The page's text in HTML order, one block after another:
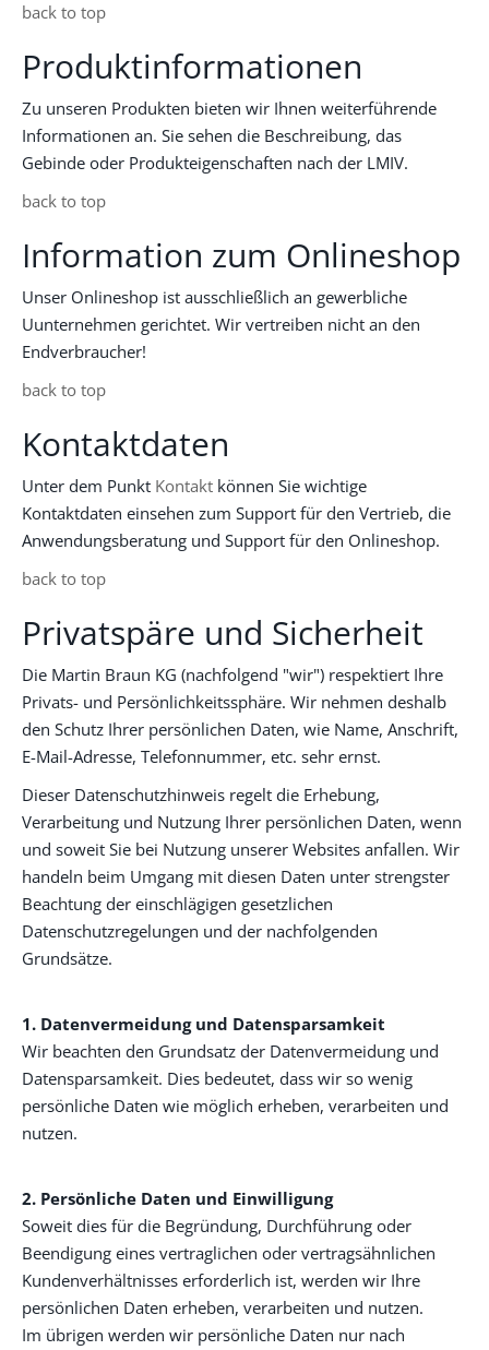
back to top
Produktinformationen
Zu unseren Produkten bieten wir Ihnen weiterführende
Informationen an. Sie sehen die Beschreibung, das
Gebinde oder Produkteigenschaften nach der LMIV.
back to top
Information zum Onlineshop
Unser Onlineshop ist ausschließlich an gewerbliche
Uunternehmen gerichtet. Wir vertreiben nicht an den
Endverbraucher!
back to top
Kontaktdaten
Unter dem Punkt Kontakt können Sie wichtige
Kontaktdaten einsehen zum Support für den Vertrieb, die
Anwendungsberatung und Support für den Onlineshop.
back to top
Privatspäre und Sicherheit
Die Martin Braun KG (nachfolgend "wir") respektiert Ihre
Privats- und Persönlichkeitssphäre. Wir nehmen deshalb
den Schutz Ihrer persönlichen Daten, wie Name, Anschrift,
E-Mail-Adresse, Telefonnummer, etc. sehr ernst.
Dieser Datenschutzhinweis regelt die Erhebung,
Verarbeitung und Nutzung Ihrer persönlichen Daten, wenn
und soweit Sie bei Nutzung unserer Websites anfallen. Wir
handeln beim Umgang mit diesen Daten unter strengster
Beachtung der einschlägigen gesetzlichen
Datenschutzregelungen und der nachfolgenden
Grundsätze.
1. Datenvermeidung und Datensparsamkeit
Wir beachten den Grundsatz der Datenvermeidung und
Datensparsamkeit. Dies bedeutet, dass wir so wenig
persönliche Daten wie möglich erheben, verarbeiten und
nutzen.
2. Persönliche Daten und Einwilligung
Soweit dies für die Begründung, Durchführung oder
Beendigung eines vertraglichen oder vertragsähnlichen
Kundenverhältnisses erforderlich ist, werden wir Ihre
persönlichen Daten erheben, verarbeiten und nutzen.
Im übrigen werden wir persönliche Daten nur nach